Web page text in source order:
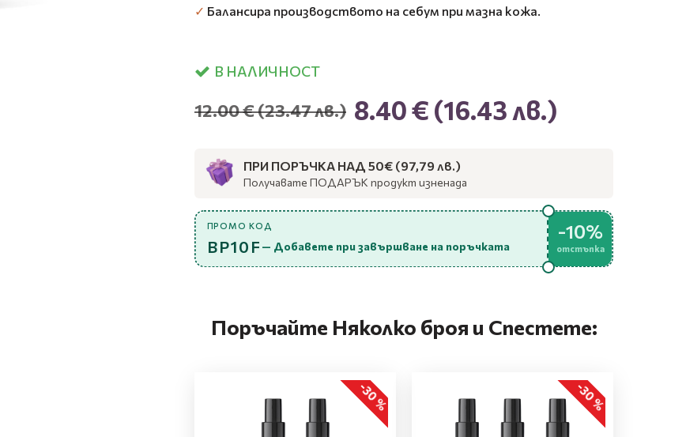
✓ Балансира производството на себум при мазна кожа.
В НАЛИЧНОСТ
8.40 € (16.43 лв.)
12.00 €(23.47 лв.)
ПРИ ПОРЪЧКА НАД 50€ (97,79 лв.)
Получавате ПОДАРЪК продукт изненада
ПРОМО КОД
BP10F — Добавете при завършване на поръчката
-10%
отстъпка
Поръчайте Няколко броя и Спестете:
-30 % -30 %